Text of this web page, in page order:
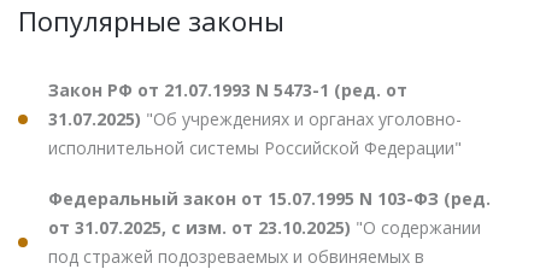
Популярные законы
Закон РФ от 21.07.1993 N 5473-1 (ред. от
31.07.2025) "Об учреждениях и органах уголовно-
исполнительной системы Российской Федерации"
Федеральный закон от 15.07.1995 N 103-ФЗ (ред.
от 31.07.2025, с изм. от 23.10.2025) "О содержании
под стражей подозреваемых и обвиняемых в